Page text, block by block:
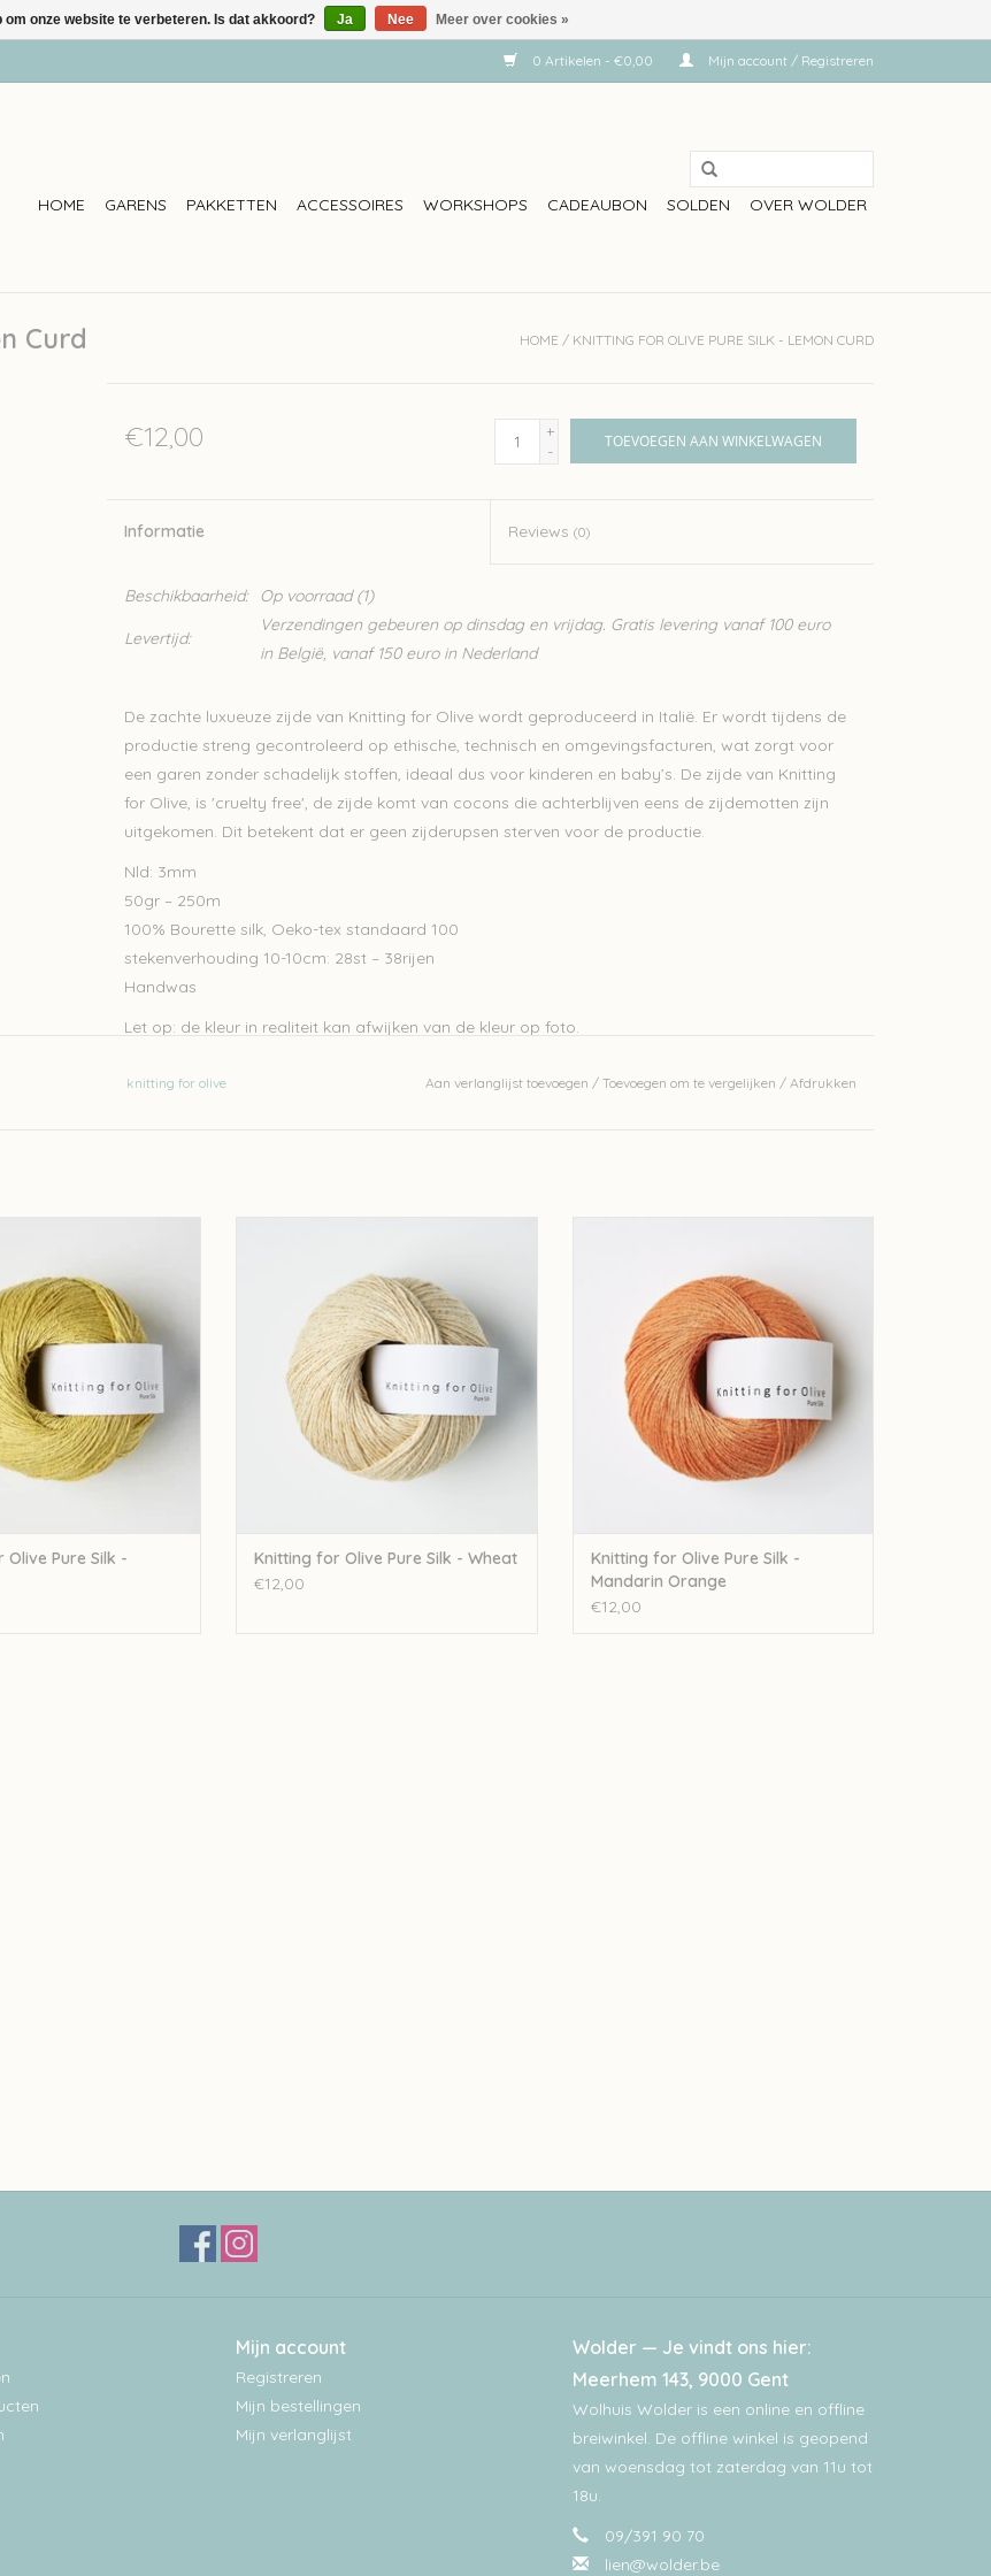
0 Artikelen - €0,00 Mijn account / Registreren
HOME GARENS PAKKETTEN ACCESSOIRES WORKSHOPS CADEAUBON SOLDEN OVER WOLDER
Curd HOME / KNITTING FOR OLIVE PURE SILK - LEMON CURD
€12,00
+
-
TOEVOEGEN AAN WINKELWAGEN
Informatie Reviews(0)
Beschikbaarheid: Op voorraad(1)
Levertijd:
Verzendingen gebeuren op dinsdag en vrijdag. Gratis levering vanaf 100 euro
in België, vanaf 150 euro in Nederland
De zachte luxueuze zijde van Knitting for Olive wordt geproduceerd in Italië. Er wordt tijdens de
productie streng gecontroleerd op ethische, technisch en omgevingsfacturen, wat zorgt voor
een garen zonder schadelijk stoffen, ideaal dus voor kinderen en baby’s. De zijde van Knitting
for Olive, is 'cruelty free', de zijde komt van cocons die achterblijven eens de zijdemotten zijn
uitgekomen. Dit betekent dat er geen zijderupsen sterven voor de productie.
Nld: 3mm
50gr – 250m
100% Bourette silk, Oeko-tex standaard 100
stekenverhouding 10-10cm: 28st – 38rijen
Handwas
Let op: de kleur in realiteit kan afwijken van de kleur op foto.
knitting for olive Aan verlanglijst toevoegen / Toevoegen om te vergelijken / Afdrukken
AAN WINKELWAGEN
Pure Silk -
TOEVOEGEN AAN WINKELWAGEN
Knitting for Olive Pure Silk - Wheat
€12,00
TOEVOEGEN AAN WINKELWAGEN
Knitting for Olive Pure Silk -
Mandarin Orange
€12,00
Mijn account
Registreren
Mijn bestellingen
Mijn verlanglijst
Wolder — Je vindt ons hier:
Meerhem 143, 9000 Gent
Wolhuis Wolder is een online en offline
breiwinkel. De offline winkel is geopend
van woensdag tot zaterdag van 11u tot
18u.
09/391 90 70
lien@wolder.be
om onze website te verbeteren. Is dat akkoord? Ja Nee Meer over cookies »